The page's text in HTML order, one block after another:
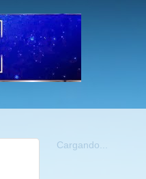
Cargando...